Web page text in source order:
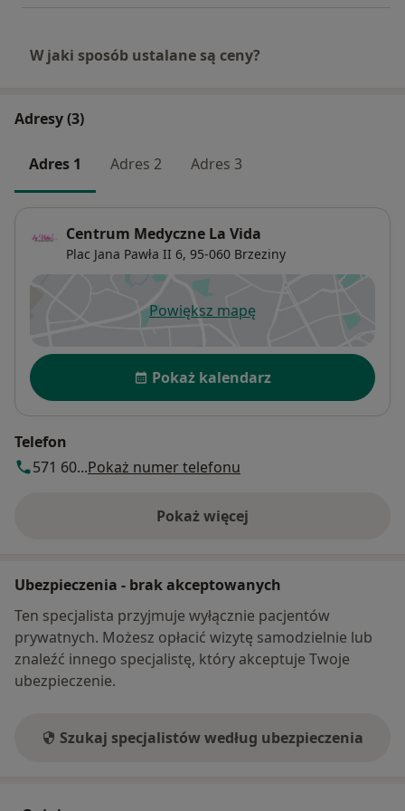
W jaki sposób ustalane są ceny?
Adresy (3)
Adres 1 Adres 2 Adres 3
Centrum Medyczne La Vida
Plac Jana Pawła II 6, 95-060 Brzeziny
Powiększ mapęotwiera się w nowej karcie
Dostępność
Pokaż kalendarz
Telefon
571 60...Pokaż numer telefonu
Pokaż więcej
o adresie
Ubezpieczenia - brak akceptowanych
Ten specjalista przyjmuje wyłącznie pacjentów
prywatnych. Możesz opłacić wizytę samodzielnie lub
znaleźć innego specjalistę, który akceptuje Twoje
ubezpieczenie.
Szukaj specjalistów według ubezpieczenia